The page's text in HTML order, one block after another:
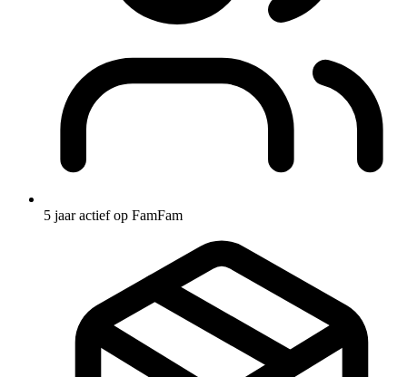
5 jaar actief op FamFam